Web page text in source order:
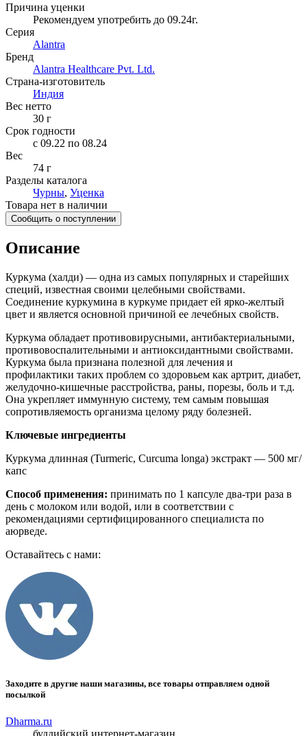
Причина уценки
Рекомендуем употребить до 09.24г.
Серия
Alantra
Бренд
Alantra Healthcare Pvt. Ltd.
Страна-изготовитель
Индия
Вес нетто
30 г
Срок годности
c 09.22 по 08.24
Вес
74 г
Разделы каталога
Чурны, Уценка
Товара нет в наличии
Сообщить о поступлении
Описание
Куркума (халди) — одна из самых популярных и старейших
специй, известная своими целебными свойствами.
Соединение куркумина в куркуме придает ей ярко-желтый
цвет и является основной причиной ее лечебных свойств.
Куркума обладает противовирусными, антибактериальными,
противовоспалительными и антиоксидантными свойствами.
Куркума была признана полезной для лечения и
профилактики таких проблем со здоровьем как артрит, диабет,
желудочно-кишечные расстройства, раны, порезы, боль и т.д.
Она укрепляет иммунную систему, тем самым повышая
сопротивляемость организма целому ряду болезней.
Ключевые ингредиенты
Куркума длинная (Turmeric, Curcuma longa) экстракт — 500 мг/
капс
Способ применения: принимать по 1 капсуле два-три раза в
день с молоком или водой, или в соответствии с
рекомендациями сертифицированного специалиста по
аюрведе.
Оставайтесь с нами:
Заходите в другие наши магазины, все товары отправляем одной
посылкой
Dharma.ru
буддийский интернет-магазин